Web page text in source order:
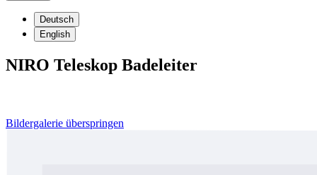
Deutsch
English
NIRO Teleskop Badeleiter
Bildergalerie überspringen